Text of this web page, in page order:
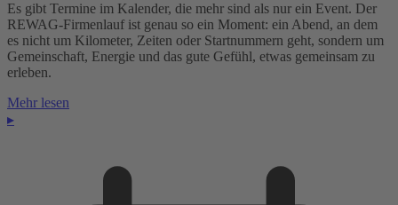
Es gibt Termine im Kalender, die mehr sind als nur ein Event. Der
REWAG-Firmenlauf ist genau so ein Moment: ein Abend, an dem
es nicht um Kilometer, Zeiten oder Startnummern geht, sondern um
Gemeinschaft, Energie und das gute Gefühl, etwas gemeinsam zu
erleben.
Mehr lesen
▸